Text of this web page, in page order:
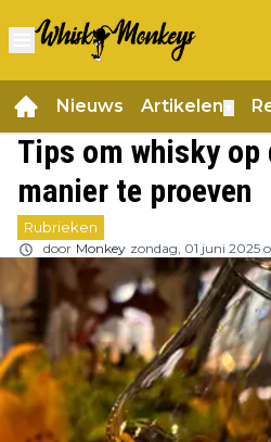
Nieuws Artikelen
Tips om whisky op
manier te proeven
Rubrieken
door Monkey zondag, 01 juni 2025